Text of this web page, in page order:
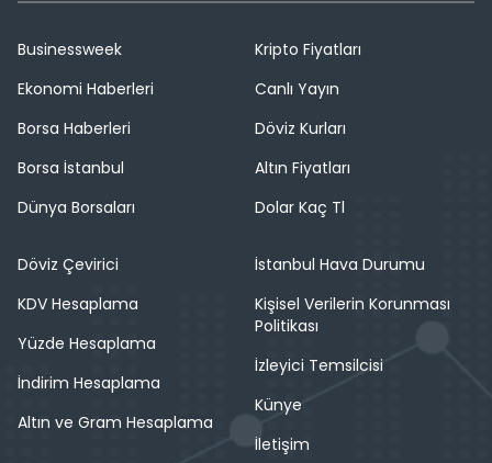
Businessweek
Ekonomi Haberleri
Borsa Haberleri
Borsa İstanbul
Dünya Borsaları
Kripto Fiyatları
Canlı Yayın
Döviz Kurları
Altın Fiyatları
Dolar Kaç Tl
Döviz Çevirici
KDV Hesaplama
Yüzde Hesaplama
İndirim Hesaplama
Altın ve Gram Hesaplama
İstanbul Hava Durumu
Kişisel Verilerin Korunması
Politikası
İzleyici Temsilcisi
Künye
İletişim